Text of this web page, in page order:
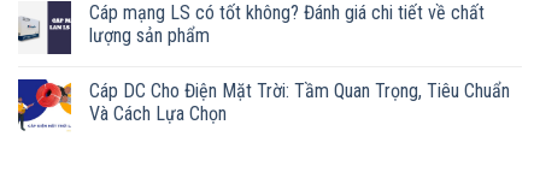
Cáp mạng LS có tốt không? Đánh giá chi tiết về chất
lượng sản phẩm
Cáp DC Cho Điện Mặt Trời: Tầm Quan Trọng, Tiêu Chuẩn
Và Cách Lựa Chọn